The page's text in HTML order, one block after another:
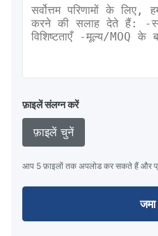
फ़ाइलें संलग्न करें
फ़ाइलें चुनें
आप 5 फ़ाइलों तक अपलोड कर सकते हैं और